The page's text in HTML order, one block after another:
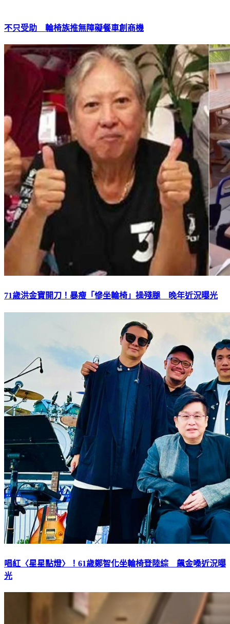
不只受助 輪椅族推無障礙餐車創商機
71歲洪金寶開刀！暴瘦「慘坐輪椅」操殘腿 晚年近況曝光
唱紅〈星星點燈〉！61歲鄭智化坐輪椅登陸綜 飆金嗓近況曝
光